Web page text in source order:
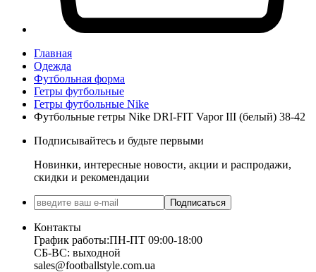
Главная
Одежда
Футбольная форма
Гетры футбольные
Гетры футбольные Nike
Футбольные гетры Nike DRI-FIT Vapor III (белый) 38-42
Подписывайтесь и будьте первыми
Новинки, интересные новости, акции и распродажи,
скидки и рекомендации
Подписаться
Контакты
График работы:ПН-ПТ 09:00-18:00
СБ-ВС: выходной
sales@footballstyle.com.ua